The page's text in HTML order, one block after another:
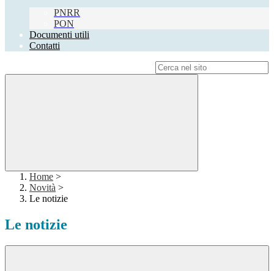
PNRR
PON
Documenti utili
Contatti
Home >
Novità >
Le notizie
Le notizie